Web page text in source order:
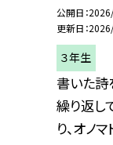
公開日
更新日
３年生
書いた詩
繰り返し
り、オノ